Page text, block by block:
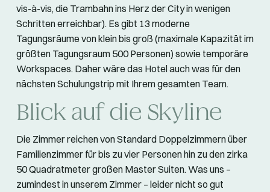
vis-à-vis, die Trambahn ins Herz der City in wenigen
Schritten erreichbar). Es gibt 13 moderne
Tagungsräume von klein bis groß (maximale Kapazität im
größten Tagungsraum 500 Personen) sowie temporäre
Workspaces. Daher wäre das Hotel auch was für den
nächsten Schulungstrip mit Ihrem gesamten Team.
Blick auf die Skyline
Die Zimmer reichen von Standard Doppelzimmern über
Familienzimmer für bis zu vier Personen hin zu den zirka
50 Quadratmeter großen Master Suiten. Was uns –
zumindest in unserem Zimmer – leider nicht so gut